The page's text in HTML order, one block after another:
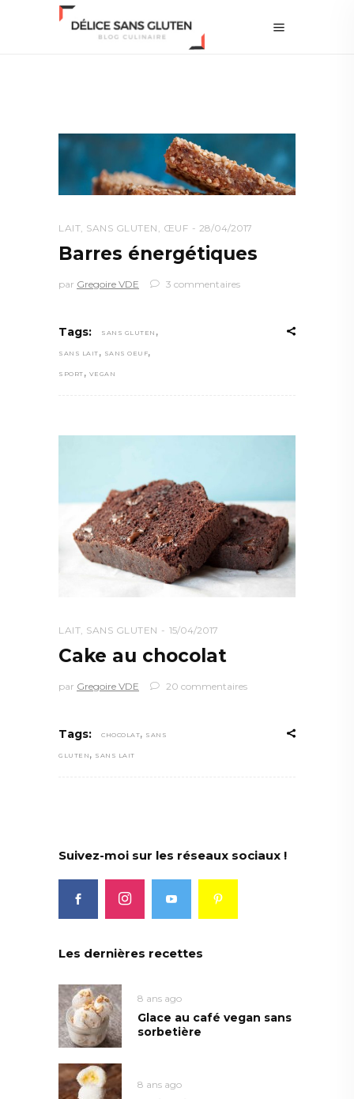
LAIT SANS GLUTEN ŒUF 28/04/2017
Barres énergétiques
par Gregoire VDE 3 commentaires
Tags: SANS GLUTEN ,
SANS LAIT , SANS OEUF,
SPORT , VEGAN
LAIT, SANS GLUTEN 15/04/2017
Cake au chocolat
par Gregoire VDE 20 commentaires
Tags: CHOCOLAT, SANS
GLUTEN , SANS LAIT
Suivez-moi sur les réseaux sociaux !
Les dernières recettes
8 ans ago
Glace au café vegan sans
sorbetière
8 ans ago